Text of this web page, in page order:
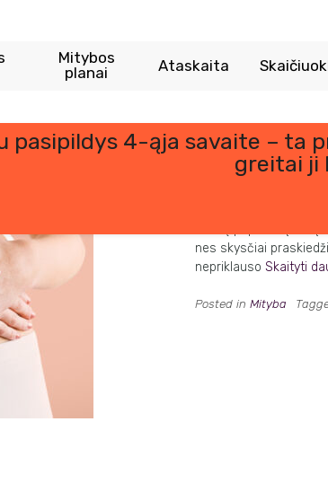
Mitybos
planai
Ataskaita
pasipildys 4-ąja savaite – ta
greitai ji
Populiarūs mitai
4 spalio,
Kai kalbame apie
nes skysčiai
nepriklausoSkaityti
Posted inMityba